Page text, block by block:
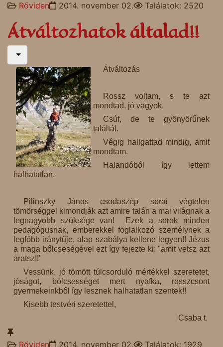
Rőviden 2014. november 02. Találatok: 2520
Átváltozhatok általad!!
Átváltozás
Rossz voltam, s te azt
mondtad, jó vagyok.
Csúf, de te gyönyörűnek
találtál.
Végig hallgattad mindig, amit
mondtam.
Halandóból így lettem
halhatatlan.
Pilinszky János csodaszép sorai végtelen
tömörséggel kimondják azt amire talán a mai világnak a
legnagyobb szüksége van! Ezek a sorok minden
pedagógusnak, emberekkel foglalkozó személynek a
legfőbb iránytűje, alap szabálya kellene legyen!! Jézus
a maga bőlcseségével ezt így fejezte ki: "amit vetsz azt
aratsz!!"
Vessünk, jó tömött túlcsorduló mértékkel szeretetet,
jóságot, bölcsességet mert nyafka, rosszcsont
gyermekeinkből így lesznek halhatatlan szentek!!
Kisebb testvéri szeretettel,
Csaba t.
Rőviden 2014. november 02. Találatok: 1929